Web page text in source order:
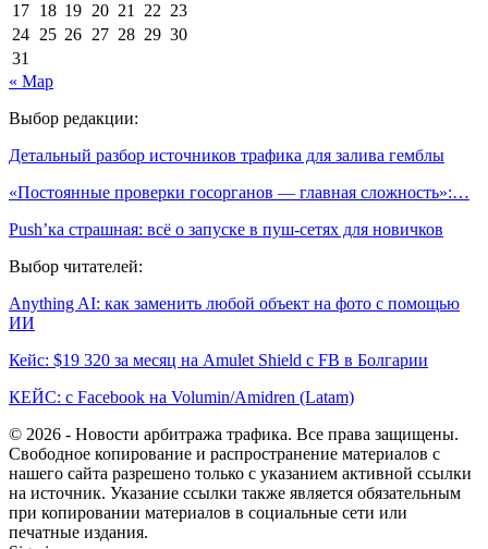
17 18 19 20 21 22 23
24 25 26 27 28 29 30
31
« Мар
Выбор редакции:
Детальный разбор источников трафика для залива гемблы
«Постоянные проверки госорганов — главная сложность»:…
Push’ка страшная: всё о запуске в пуш-сетях для новичков
Выбор читателей:
Anything AI: как заменить любой объект на фото с помощью
ИИ
Кейс: $19 320 за месяц на Amulet Shield с FB в Болгарии
КЕЙС: с Facebook на Volumin/Amidren (Latam)
© 2026 - Новости арбитража трафика. Все права защищены.
Свободное копирование и распространение материалов с
нашего сайта разрешено только с указанием активной ссылки
на источник. Указание ссылки также является обязательным
при копировании материалов в социальные сети или
печатные издания.